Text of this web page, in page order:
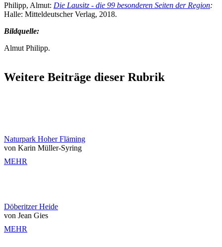
Philipp, Almut: Die Lausitz - die 99 besonderen Seiten der Region:
Halle: Mitteldeutscher Verlag, 2018.
Bildquelle:
Almut Philipp.
Weitere Beiträge dieser Rubrik
Naturpark Hoher Fläming
von Karin Müller-Syring
MEHR
Döberitzer Heide
von Jean Gies
MEHR